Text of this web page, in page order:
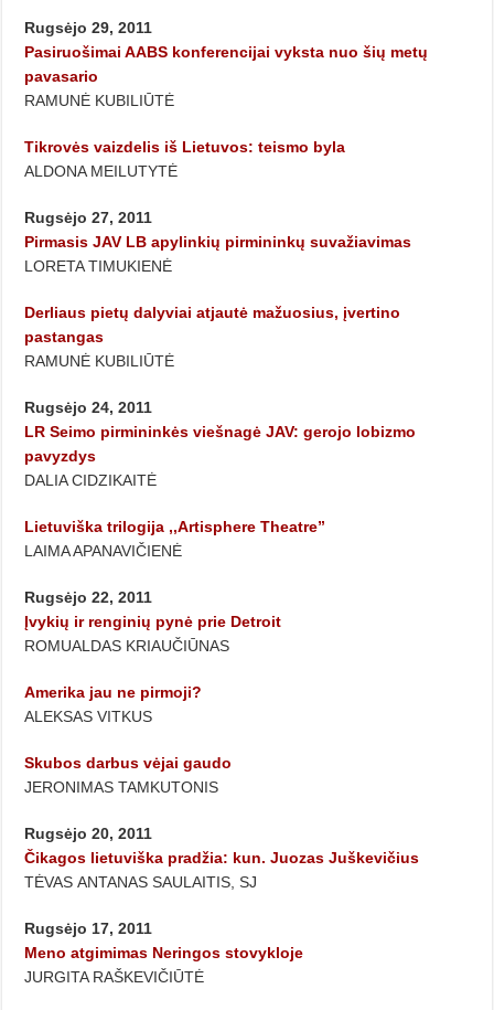
Rugsėjo 29, 2011
Pasiruošimai AABS konferencijai vyksta nuo šių metų
pavasario
RAMUNĖ KUBILIŪTĖ
Tikrovės vaizdelis iš Lietuvos: teismo byla
ALDONA MEILUTYTĖ
Rugsėjo 27, 2011
Pirmasis JAV LB apylinkių pirmininkų suvažiavimas
LORETA TIMUKIENĖ
Derliaus pietų dalyviai atjautė mažuosius, įvertino
pastangas
RAMUNĖ KUBILIŪTĖ
Rugsėjo 24, 2011
LR Seimo pirmininkės viešnagė JAV: gerojo lobizmo
pavyzdys
DALIA CIDZIKAITĖ
Lietuviška trilogija ,,Artisphere Theatre”
LAIMA APANAVIČIENĖ
Rugsėjo 22, 2011
Įvykių ir renginių pynė prie Detroit
ROMUALDAS KRIAUČIŪNAS
Amerika jau ne pirmoji?
ALEKSAS VITKUS
Skubos darbus vėjai gaudo
JERONIMAS TAMKUTONIS
Rugsėjo 20, 2011
Čikagos lietuviška pradžia: kun. Juozas Juškevičius
TĖVAS ANTANAS SAULAITIS, SJ
Rugsėjo 17, 2011
Meno atgimimas Neringos stovykloje
JURGITA RAŠKEVIČIŪTĖ